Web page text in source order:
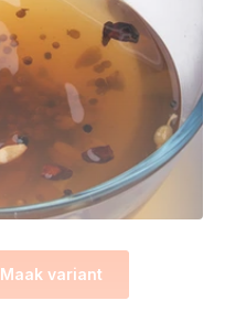
Maak variant